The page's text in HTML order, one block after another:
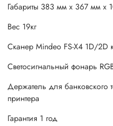
Габариты 383 мм x 367 мм x
Вес 19кг
Сканер Mindeo FS-X4 1D/2D
Светосигнальный фонарь
Держатель для банковского
принтера
Гарантия 1 год